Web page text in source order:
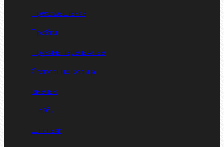
Пресс-масленки
Пробки
Пружины тарельчатые
Стопорные кольца
Такелаж
Шайбы
Шпильки